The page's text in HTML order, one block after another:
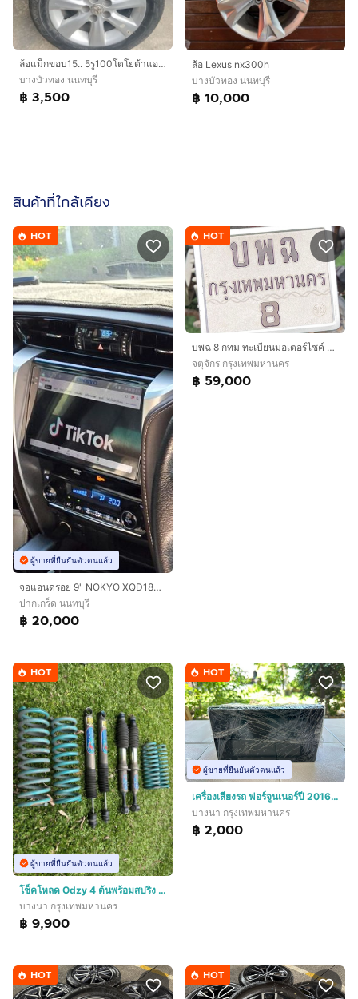
ล้อ​แม็กขอบ​15.. 5​รู​100​โตโยต้า​แอล​ติ​ส​
บางบัวทอง นนทบุรี
฿ 3,500
ล้อ Lexus nx300h
บางบัวทอง นนทบุรี
฿ 10,000
สินค้าที่ใกล้เคียง
HOT
ผู้ขายที่ยืนยันตัวตนแล้ว
จอแอนดรอย 9" NOKYO XQD1800 A9Z RAM8GB ROM256GB สภาพ 95 ซื้อใหม่ 28000 บาท
ปากเกร็ด นนทบุรี
฿ 20,000
HOT
บพฉ 8 กทม ทะเบียนมอเตอร์ไซค์ มงคล หายาก
จตุจักร กรุงเทพมหานคร
฿ 59,000
HOT
ผู้ขายที่ยืนยันตัวตนแล้ว
โช็คโหลด Odzy 4 ต้นพร้อมสปริง ใส่ฟอร์จูนเนอร์ปี 2016
บางนา กรุงเทพมหานคร
฿ 9,900
HOT
ผู้ขายที่ยืนยันตัวตนแล้ว
เครื่องเสียงรถ ฟอร์จูนเนอร์ปี 2016 + กล้องถอย สภาพสวยใช้งานได้ปรกติ
บางนา กรุงเทพมหานคร
฿ 2,000
HOT HOT